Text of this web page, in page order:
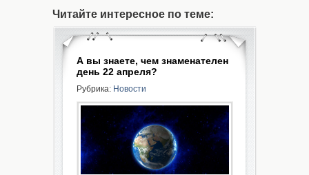
Читайте интересное по теме:
А вы знаете, чем знаменателен
день 22 апреля?
Рубрика: Новости